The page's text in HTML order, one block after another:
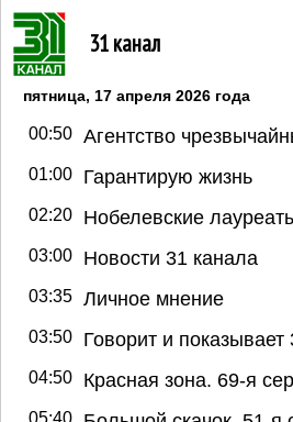
31 канал
пятница, 17 апреля 2026 года
00:50 Агентство
01:00 Гарантирую жизнь
02:20 Нобелевские
03:00 Новости 31 канала
03:35 Личное мнение
03:50 Говорит и показывает
04:50 Красная зона. 69-я
05:40